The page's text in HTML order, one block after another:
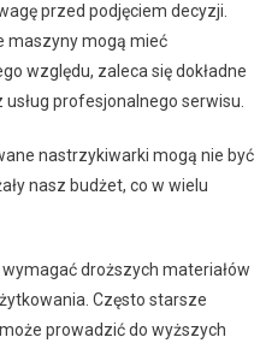
przed podjęciem decyzji.
maszyny mogą mieć
względu, zaleca się dokładne
profesjonalnego serwisu.
nastrzykiwarki mogą nie być
nasz budżet, co w wielu
droższych materiałów
Często starsze
prowadzić do wyższych